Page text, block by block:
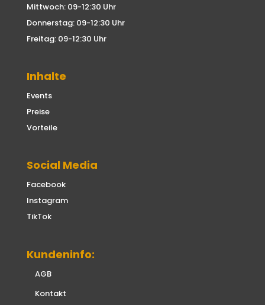
Mittwoch: 09-12:30 Uhr
Donnerstag: 09-12:30 Uhr
Freitag: 09-12:30 Uhr
Inhalte
Events
Preise
Vorteile
Social Media
Facebook
Instagram
TikTok
Kundeninfo:
AGB
Kontakt